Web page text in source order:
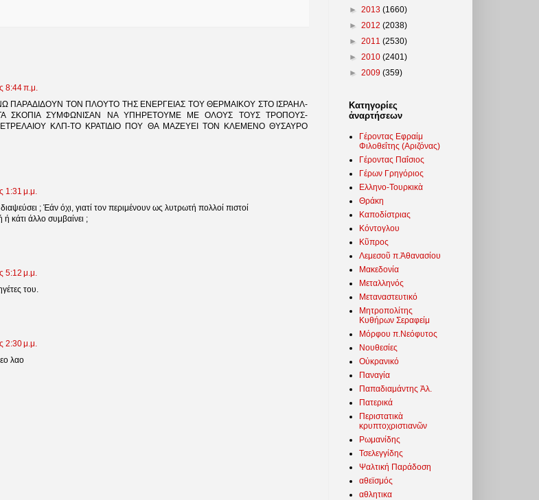
8:44 π.μ.
ΠΑΡΑΔΙΔΟΥΝ ΤΟΝ ΠΛΟΥΤΟ ΤΗΣ ΕΝΕΡΓΕΙΑΣ ΤΟΥ ΘΕΡΜΑΙΚΟΥ ΣΤΟ ΙΣΡΑΗΛ-
ΣΚΟΠΙΑ ΣΥΜΦΩΝΙΣΑΝ ΝΑ ΥΠΗΡΕΤΟΥΜΕ ΜΕ ΟΛΟΥΣ ΤΟΥΣ ΤΡΟΠΟΥΣ-
ΚΛΠ-ΤΟ ΚΡΑΤΙΔΙΟ ΠΟΥ ΘΑ ΜΑΖΕΥΕΙ ΤΟΝ ΚΛΕΜΕΝΟ ΘΥΣΑΥΡΟ
1:31 μ.μ.
; Έάν όχι, γιατί τον περιμένουν ως λυτρωτή πολλοί πιστοί
ή κάτι άλλο συμβαίνει ;
5:12 μ.μ.
του.
2:30 μ.μ.
λαο
► 2013 (1660)
► 2012 (2038)
► 2011 (2530)
► 2010 (2401)
► 2009 (359)
Κατηγορίες
ἀναρτήσεων
Γέροντας Εφραίμ
Φιλοθεΐτης (Αριζόνας)
Γέροντας Παΐσιος
Γέρων Γρηγόριος
Ελληνο-Τουρκικὰ
Θράκη
Καποδίστριας
Κόντογλου
Κῦπρος
Λεμεσοῦ π.Ἀθανασίου
Μακεδονία
Μεταλληνός
Μεταναστευτικό
Μητροπολίτης
Κυθήρων Σεραφείμ
Μόρφου π.Νεόφυτος
Νουθεσίες
Οὐκρανικό
Παναγία
Παπαδιαμάντης Ἀλ.
Πατερικά
Περιστατικὰ
κρυπτοχριστιανῶν
Ρωμανίδης
Τσελεγγίδης
Ψαλτική Παράδοση
αθεϊσμός
αθλητικα